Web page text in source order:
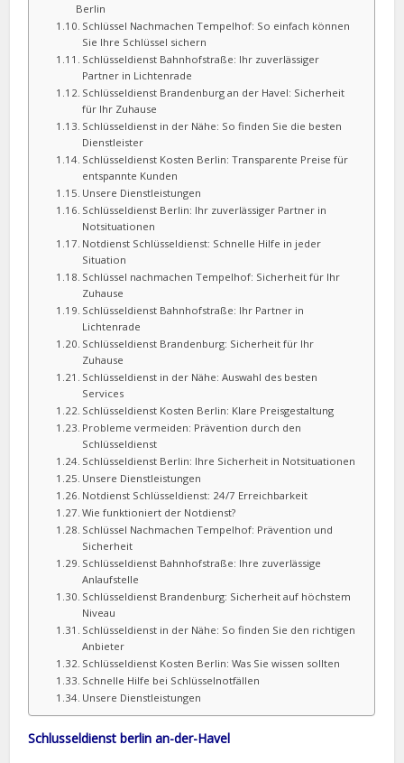
Berlin
Schlüssel Nachmachen Tempelhof: So einfach können
Sie Ihre Schlüssel sichern
Schlüsseldienst Bahnhofstraße: Ihr zuverlässiger
Partner in Lichtenrade
Schlüsseldienst Brandenburg an der Havel: Sicherheit
für Ihr Zuhause
Schlüsseldienst in der Nähe: So finden Sie die besten
Dienstleister
Schlüsseldienst Kosten Berlin: Transparente Preise für
entspannte Kunden
Unsere Dienstleistungen
Schlüsseldienst Berlin: Ihr zuverlässiger Partner in
Notsituationen
Notdienst Schlüsseldienst: Schnelle Hilfe in jeder
Situation
Schlüssel nachmachen Tempelhof: Sicherheit für Ihr
Zuhause
Schlüsseldienst Bahnhofstraße: Ihr Partner in
Lichtenrade
Schlüsseldienst Brandenburg: Sicherheit für Ihr
Zuhause
Schlüsseldienst in der Nähe: Auswahl des besten
Services
Schlüsseldienst Kosten Berlin: Klare Preisgestaltung
Probleme vermeiden: Prävention durch den
Schlüsseldienst
Schlüsseldienst Berlin: Ihre Sicherheit in Notsituationen
Unsere Dienstleistungen
Notdienst Schlüsseldienst: 24/7 Erreichbarkeit
Wie funktioniert der Notdienst?
Schlüssel Nachmachen Tempelhof: Prävention und
Sicherheit
Schlüsseldienst Bahnhofstraße: Ihre zuverlässige
Anlaufstelle
Schlüsseldienst Brandenburg: Sicherheit auf höchstem
Niveau
Schlüsseldienst in der Nähe: So finden Sie den richtigen
Anbieter
Schlüsseldienst Kosten Berlin: Was Sie wissen sollten
Schnelle Hilfe bei Schlüsselnotfällen
Unsere Dienstleistungen
Schlusseldienst berlin an-der-Havel